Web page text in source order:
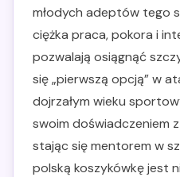
młodych adeptów tego
ciężka praca, pokora i
pozwalają osiągnąć
się „pierwszą opcją” w
dojrzałym wieku
swoim doświadczeniem
stając się mentorem w
polską koszykówkę jest